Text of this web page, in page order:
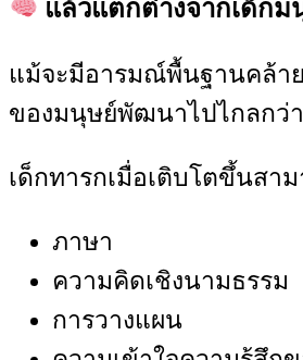
แล้วแตกต่างจากเด็กม
แม้จะมีอารมณ์พื้นฐานคล้า
ของมนุษย์พัฒนาไปไกลกว่
เด็กทารกเมื่อเติบโตขึ้นสา
ภาษา
ความคิดเชิงนามธรรม
การวางแผน